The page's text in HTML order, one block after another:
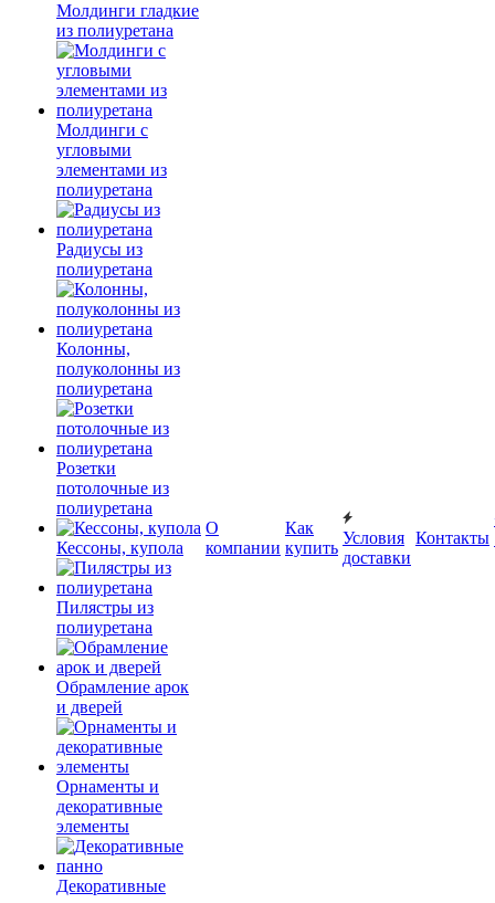
Молдинги гладкие
из полиуретана
Молдинги с
угловыми
элементами из
полиуретана
Радиусы из
полиуретана
Колонны,
полуколонны из
полиуретана
Розетки
потолочные из
полиуретана
Кессоны, купола
Пилястры из
полиуретана
Обрамление арок
и дверей
Орнаменты и
декоративные
элементы
Декоративные
О
компании
Как
купить
Условия
доставки
Контакты